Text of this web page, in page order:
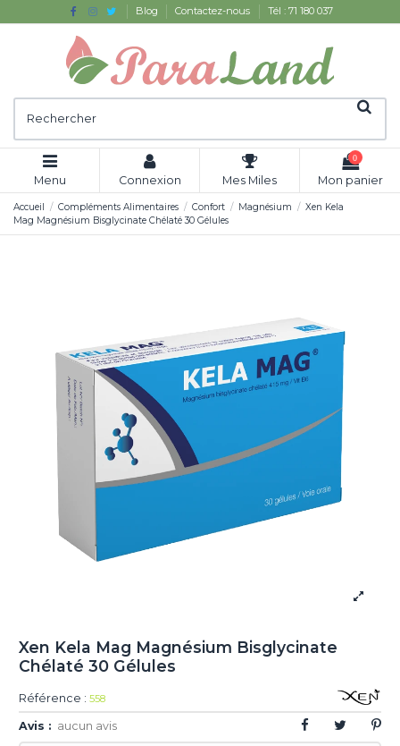
Blog Contactez-nous Tél : 71 180 037
Menu Connexion Mes Miles
0
Mon panier
Accueil Compléments Alimentaires Confort Magnésium
Xen Kela
Mag Magnésium Bisglycinate Chélaté 30 Gélules
Xen Kela Mag Magnésium Bisglycinate
Chélaté 30 Gélules
Référence : 558
Avis : aucun avis